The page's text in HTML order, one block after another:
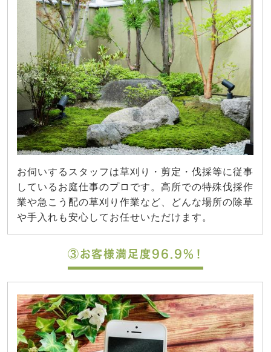
お伺いするスタッフは草刈り・剪定・伐採等に従事
しているお庭仕事のプロです。高所での特殊伐採作
業や急こう配の草刈り作業など、どんな場所の除草
や手入れも安心してお任せいただけます。
③お客様満足度96.9%！